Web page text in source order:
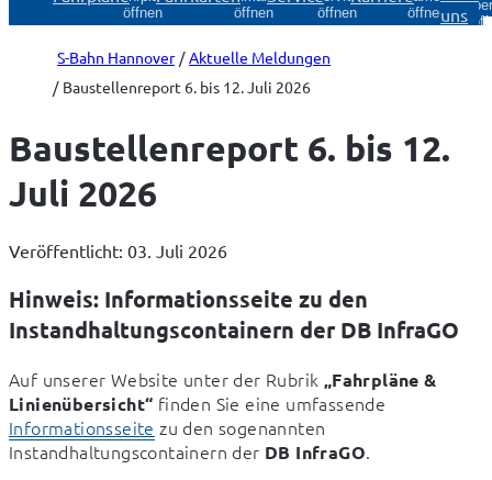
öffnen
öffnen
öffnen
öffnenuns
S-Bahn Hannover
Aktuelle Meldungen
Baustellenreport 6. bis 12. Juli 2026
Baustellenreport 6. bis 12.
Juli 2026
Veröffentlicht: 03. Juli 2026
Hinweis: Informationsseite zu den
Instandhaltungscontainern der DB InfraGO
Auf unserer Website unter der Rubrik „Fahrpläne &
Linienübersicht“
Informationsseite zu den sogenannten
Instandhaltungscontainern der DB InfraGO.